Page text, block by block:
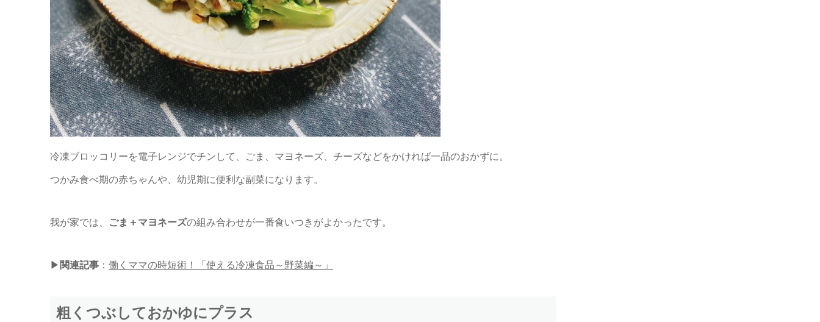
冷凍ブロッコリーを電子レンジでチンして、ごま、マヨネーズ、チーズなどをかければ一品のおかずに。
つかみ食べ期の赤ちゃんや、幼児期に便利な副菜になります。
我が家では、 ごま＋マヨネーズの組み合わせが一番食いつきがよかったです。
▶︎ 関連記事 ： 働くママの時短術！「使える冷凍食品～野菜編～」
粗くつぶしておかゆにプラス